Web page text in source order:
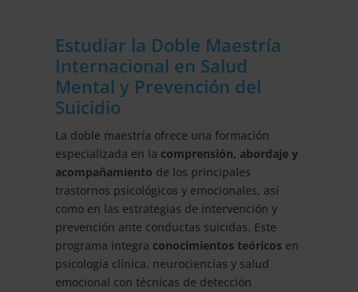
Estudiar la Doble Maestría
Internacional en Salud
Mental y Prevención del
Suicidio
La doble maestría ofrece una formación
especializada en la comprensión, abordaje y
acompañamiento de los principales
trastornos psicológicos y emocionales, así
como en las estrategias de intervención y
prevención ante conductas suicidas. Este
programa integra conocimientos teóricos en
psicología clínica, neurociencias y salud
emocional con técnicas de detección